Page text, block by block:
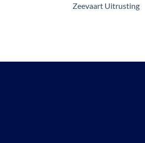
Zeevaart Uitrusting